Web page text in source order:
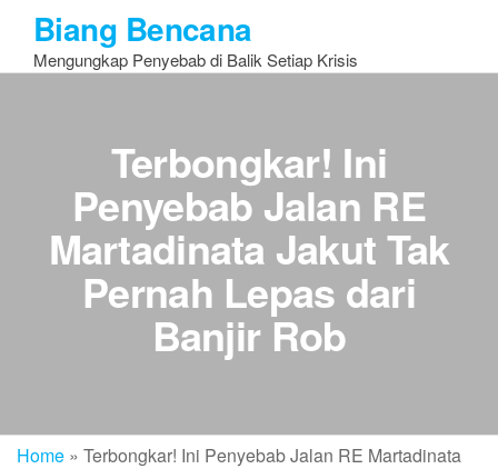
the
Biang Bencana
Mengungkap Penyebab di Balik Setiap Krisis
Terbongkar! Ini
Penyebab Jalan RE
Martadinata Jakut Tak
Pernah Lepas dari
Banjir Rob
Home » Terbongkar! Ini Penyebab Jalan RE Martadinata